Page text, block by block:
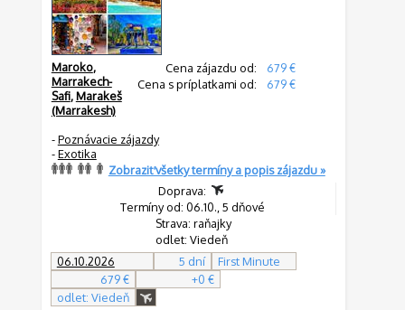
Cena zájazdu od:
679 €
Cena s príplatkami od:
679 €
Maroko,
Marrakech-
Safi,Marakeš
(Marrakesh)
-Poznávacie zájazdy
-Exotika
Zobraziť všetky termíny a popis zájazdu »
Doprava:
Termíny od: 06.10., 5 dňové
Strava: raňajky
odlet: Viedeň
06.10.2026
5 dní
First Minute
679 €
+0 €
odlet: Viedeň